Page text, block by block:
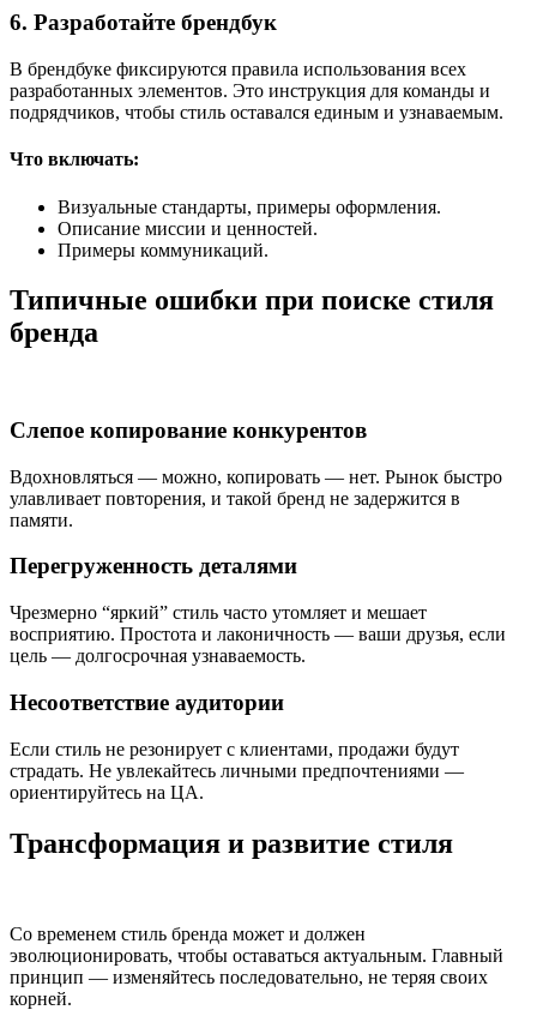
6. Разработайте брендбук
В брендбуке фиксируются правила использования всех
разработанных элементов. Это инструкция для команды и
подрядчиков, чтобы стиль оставался единым и узнаваемым.
Что включать:
Визуальные стандарты, примеры оформления.
Описание миссии и ценностей.
Примеры коммуникаций.
Типичные ошибки при поиске стиля
бренда
Слепое копирование конкурентов
Вдохновляться — можно, копировать — нет. Рынок быстро
улавливает повторения, и такой бренд не задержится в
памяти.
Перегруженность деталями
Чрезмерно “яркий” стиль часто утомляет и мешает
восприятию. Простота и лаконичность — ваши друзья, если
цель — долгосрочная узнаваемость.
Несоответствие аудитории
Если стиль не резонирует с клиентами, продажи будут
страдать. Не увлекайтесь личными предпочтениями —
ориентируйтесь на ЦА.
Трансформация и развитие стиля
Со временем стиль бренда может и должен
эволюционировать, чтобы оставаться актуальным. Главный
принцип — изменяйтесь последовательно, не теряя своих
корней.